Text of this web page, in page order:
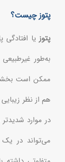
پتوز چیست؟
پتوز یا
به‌طور
ممکن است بخشی
هم از نظر
در موارد
می‌تواند در